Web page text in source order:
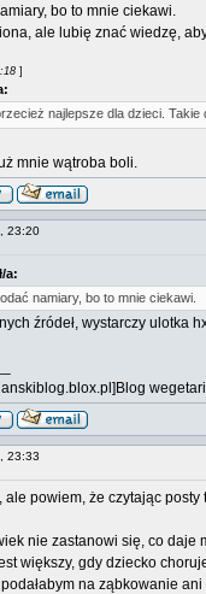
bo to mnie ciekawi.
ale lubię znać wiedzę,
]
najlepsze dla dzieci.
mnie wątroba boli.
23:20
a:
namiary, bo to mnie ciekawi.
źródeł, wystarczy ulotka
23:33
ale powiem, że czytając
nie zastanowi się, co daje
większy, gdy dziecko
na ząbkowanie